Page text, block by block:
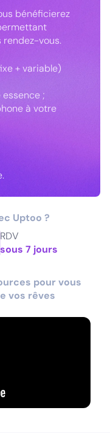
bénéficierez
rendez-vous.
+ variable)
;
à votre
Uptoo ?
RDV
sous 7 jours
pour vous
vos rêves